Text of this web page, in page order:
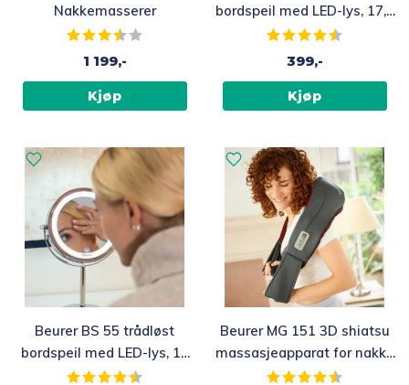
Nakkemasserer
Karakter:
1 199,-
Kjøp
bordspeil med LED-lys, 17,5
cm
Karakter:
399,-
Kjøp
Beurer BS 55 trådløst
bordspeil med LED-lys, 13
cm
Karakter:
Beurer MG 151 3D shiatsu
massasjeapparat for nakke
og rygg
Karakter: